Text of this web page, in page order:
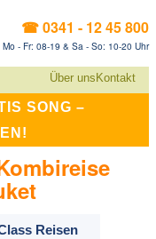
☎ 0341 - 12 45 800
Mo - Fr: 08-19 & Sa - So: 10-20 Uhr
Über uns Kontakt
SONG –
Reisen